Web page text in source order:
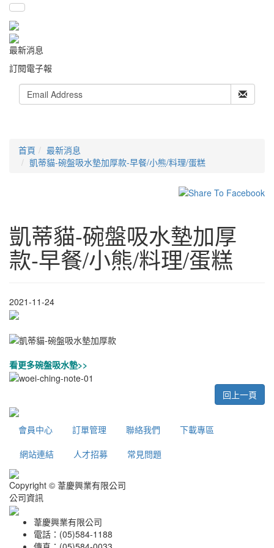
最新消息
訂閱電子報
首頁
最新消息
凱蒂貓-碗盤吸水墊加厚款-早餐/小熊/料理/蛋糕
凱蒂貓-碗盤吸水墊加厚
款-早餐/小熊/料理/蛋糕
2021-11-24
看更多碗盤吸水墊>>
回上一頁
會員中心 訂單管理 聯絡我們
下載專區
網站連結
人才招募 常見問題
Copyright © 葦慶興業有限公司
公司資訊
葦慶興業有限公司
電話：(05)584-1188